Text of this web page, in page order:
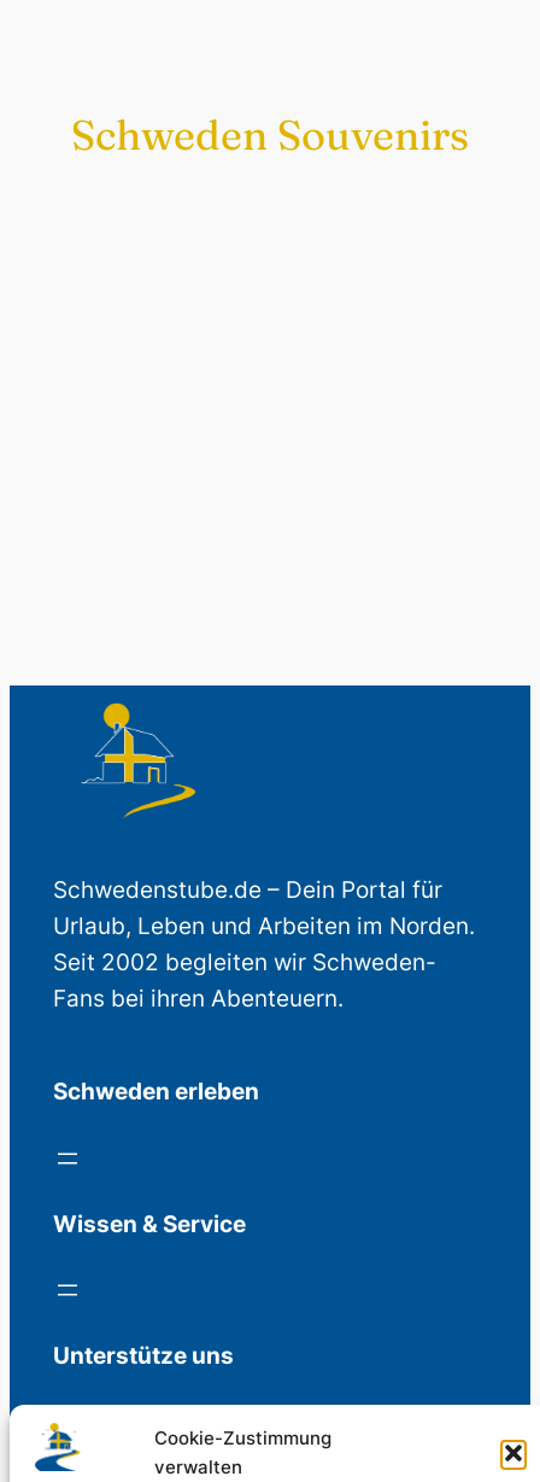
Cookie-Zustimmung
verwalten
Schweden Souvenirs
Schwedenstube.de – Dein Portal für
Urlaub, Leben und Arbeiten im Norden.
Seit 2002 begleiten wir Schweden-
Fans bei ihren Abenteuern.
Schweden erleben
Wissen & Service
Unterstütze uns
Freiwillige Spenden für die Aufrechterhaltung